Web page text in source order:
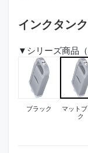
インクタン
▼シリーズ商品（
ブラック
マット
ク